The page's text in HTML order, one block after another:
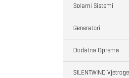
Solarni Sistemi
Generatori
Dodatna Oprema
SILENTWIND